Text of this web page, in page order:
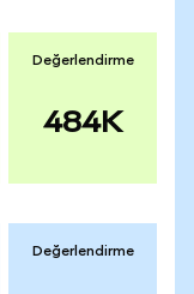
Değerlendirme
484K
Değerlendirme